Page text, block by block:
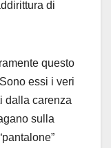
di
questo
essi i veri
dalla carenza
sulla